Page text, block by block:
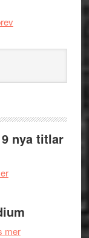
nya titlar
om
West
presenterar
merom